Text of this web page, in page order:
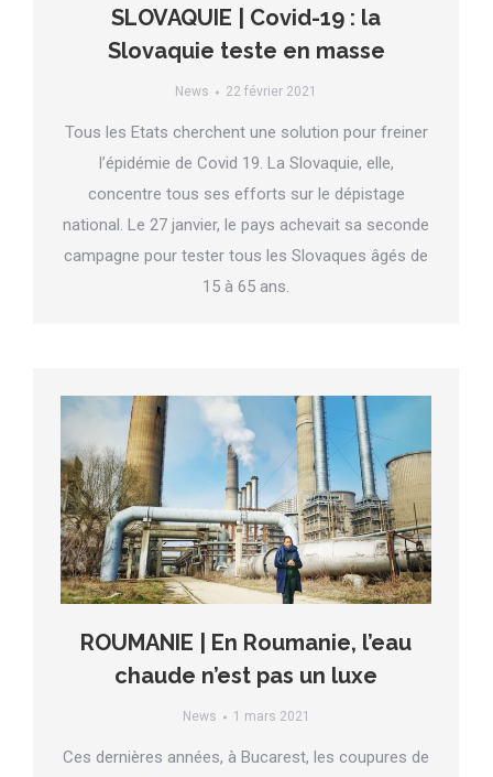
SLOVAQUIE | Covid-19 : la
Slovaquie teste en masse
News 22 février 2021
Tous les Etats cherchent une solution pour freiner
l’épidémie de Covid 19. La Slovaquie, elle,
concentre tous ses efforts sur le dépistage
national. Le 27 janvier, le pays achevait sa seconde
campagne pour tester tous les Slovaques âgés de
15 à 65 ans.
ROUMANIE | En Roumanie, l’eau
chaude n’est pas un luxe
News 1 mars 2021
Ces dernières années, à Bucarest, les coupures de